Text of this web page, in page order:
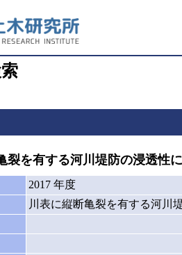
を有する河川堤防の浸透性
2017 年度
川表に縦断亀裂を有する河川